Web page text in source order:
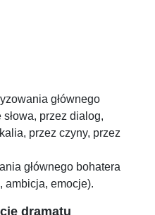
głównego
słowa, przez dialog,
przez czyny, przez
głównego bohatera
ambicja, emocje).
dramatu